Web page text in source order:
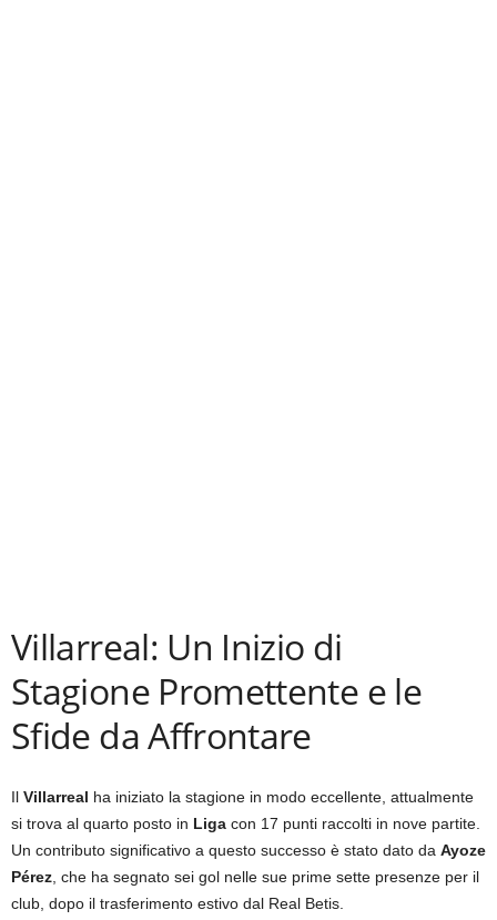
Villarreal: Un Inizio di
Stagione Promettente e le
Sfide da Affrontare
Il Villarreal ha iniziato la stagione in modo eccellente, attualmente
si trova al quarto posto in Liga con 17 punti raccolti in nove partite.
Un contributo significativo a questo successo è stato dato da Ayoze
Pérez , che ha segnato sei gol nelle sue prime sette presenze per il
club, dopo il trasferimento estivo dal Real Betis.